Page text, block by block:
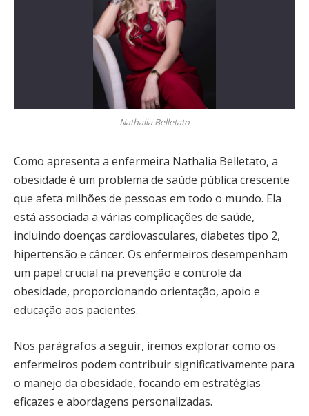
Nathalia Belletato
Como apresenta a enfermeira Nathalia Belletato, a
obesidade é um problema de saúde pública crescente
que afeta milhões de pessoas em todo o mundo. Ela
está associada a várias complicações de saúde,
incluindo doenças cardiovasculares, diabetes tipo 2,
hipertensão e câncer. Os enfermeiros desempenham
um papel crucial na prevenção e controle da
obesidade, proporcionando orientação, apoio e
educação aos pacientes.
Nos parágrafos a seguir, iremos explorar como os
enfermeiros podem contribuir significativamente para
o manejo da obesidade, focando em estratégias
eficazes e abordagens personalizadas.